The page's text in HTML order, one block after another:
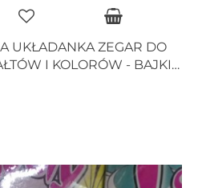
UKŁADANKA ZEGAR DO
I KOLORÓW - BAJKI